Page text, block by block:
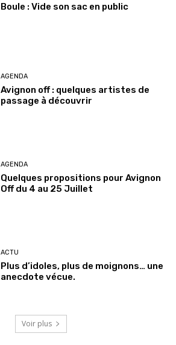
Boule : Vide son sac en public
AGENDA
Avignon off : quelques artistes de
passage à découvrir
AGENDA
Quelques propositions pour Avignon
Off du 4 au 25 Juillet
ACTU
Plus d’idoles, plus de moignons… une
anecdote vécue.
Voir plus